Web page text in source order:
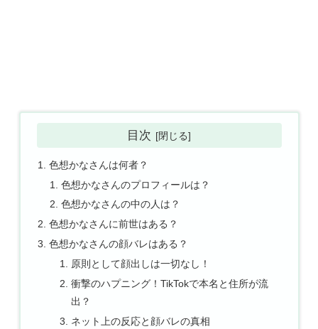
目次
色想かなさんは何者？
色想かなさんのプロフィールは？
色想かなさんの中の人は？
色想かなさんに前世はある？
色想かなさんの顔バレはある？
原則として顔出しは一切なし！
衝撃のハプニング！TikTokで本名と住所が流
出？
ネット上の反応と顔バレの真相